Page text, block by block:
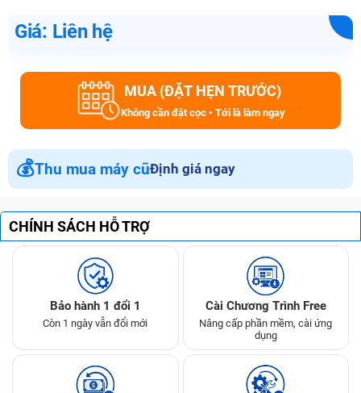
Giá: Liên hệ
MUA (ĐẶT HẸN TRƯỚC)
Không cần đặt cọc • Tới là làm ngay
💰Thu mua máy cũĐịnh giá ngay
CHÍNH SÁCH HỖ TRỢ
Bảo hành 1 đổi 1
Còn 1 ngày vẫn đổi mới
Cài Chương Trình Free
Nâng cấp phần mềm, cài ứng
dụng